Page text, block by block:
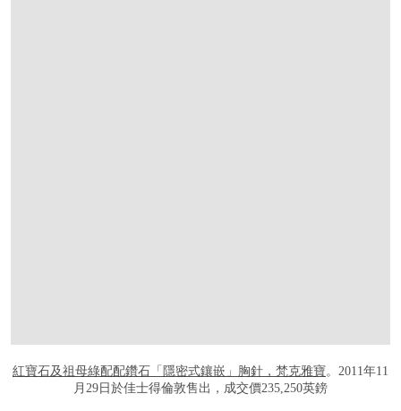
紅寶石及祖母綠配配鑽石「隱密式鑲嵌」胸針，梵克雅寶。2011年11
月29日於佳士得倫敦售出，成交價235,250英鎊